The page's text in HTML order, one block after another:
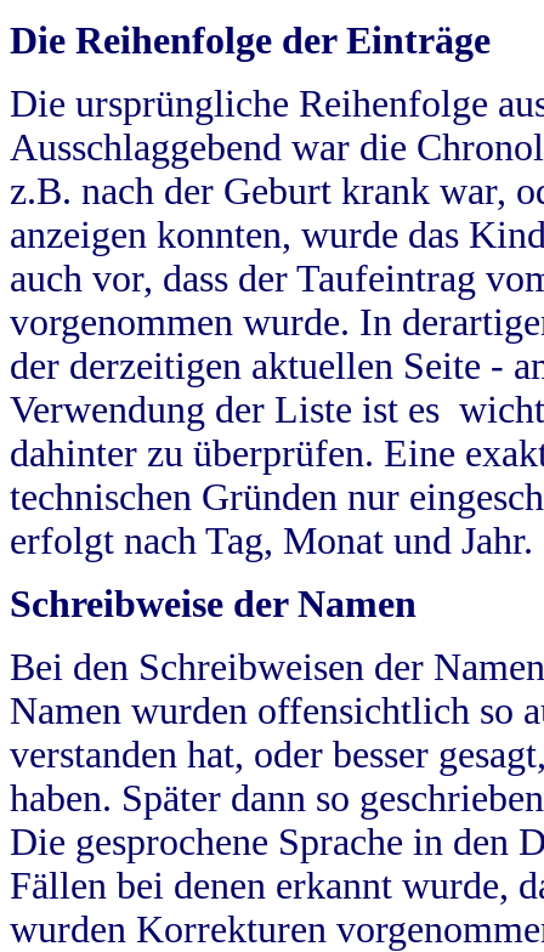
Die Reihenfolge der Einträge
Die ursprüngliche Reihenfolge
Ausschlaggebend war die
z.B. nach der Geburt krank war,
anzeigen konnten, wurde das
auch vor, dass der Taufeintrag
vorgenommen wurde. In
der derzeitigen aktuellen Seite -
Verwendung der Liste ist es
dahinter zu überprüfen. Eine
technischen Gründen nur
erfolgt nach Tag, Monat und Jahr.
Schreibweise der Namen
Bei den Schreibweisen der
Namen wurden offensichtlich so
verstanden hat, oder besser
haben. Später dann so
Die gesprochene Sprache in
Fällen bei denen erkannt wurde,
wurden Korrekturen